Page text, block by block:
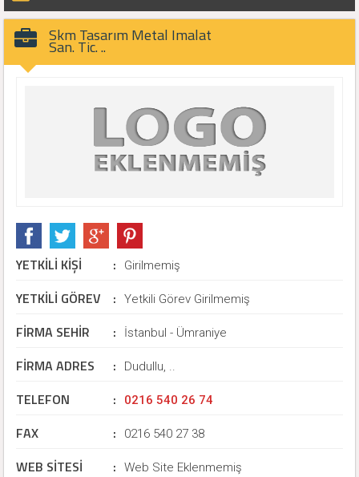
Skm Tasarım Metal Imalat
San. Tic. ..
YETKİLİ KİŞİ : Girilmemiş
YETKİLİ GÖREV : Yetkili Görev Girilmemiş
FİRMA SEHİR : İstanbul - Ümraniye
FİRMA ADRES : Dudullu, ..
TELEFON : 0216 540 26 74
FAX : 0216 540 27 38
WEB SİTESİ : Web Site Eklenmemiş